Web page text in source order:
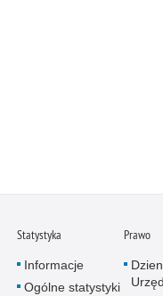
Statystyka
Informacje
Ogólne statystyki
Prawo